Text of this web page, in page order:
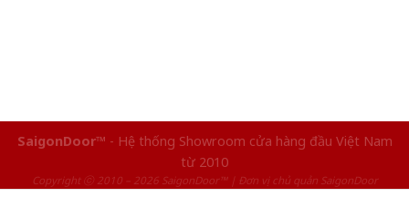
SaigonDoor™ - Hệ thống Showroom cửa hàng đầu Việt Nam
từ 2010
Copyright ⓒ 2010 – 2026 SaigonDoor™ | Đơn vị chủ quản SaigonDoor